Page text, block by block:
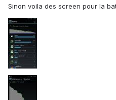
Sinon voila des screen pour la